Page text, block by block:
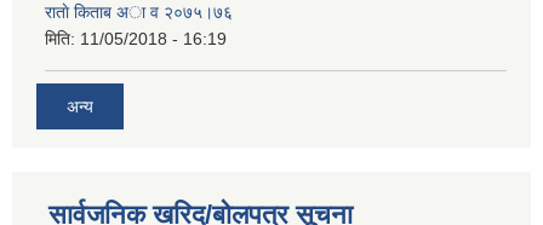
राताे किताब अा‍ व २‍०७५।७६
मिति: 11/05/2018 - 16:19
अन्य
सार्वजनिक खरिद/बोलपत्र सूचना